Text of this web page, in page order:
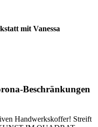
mit Vanessa
Beschränkungen
Handwerkskoffer! Streift